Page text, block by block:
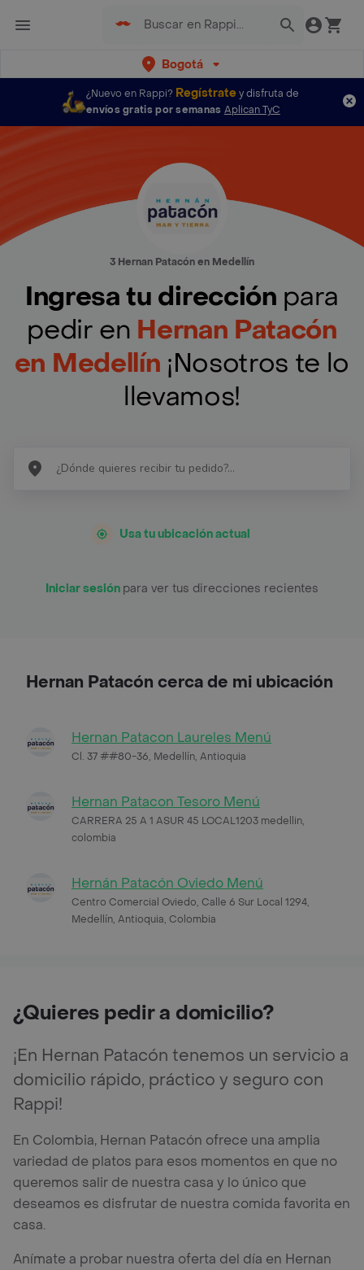
Bogotá
¿Nuevo en Rappi? Regístratey disfruta de
envíos gratis por semanas Aplican TyC
3 Hernan Patacón en Medellín
Ingresa tu dirección para
pedir en Hernan Patacón
en Medellín ¡Nosotros te lo
llevamos!
Usa tu ubicación actual
Iniciar sesión para ver tus direcciones recientes
Hernan Patacón cerca de mi ubicación
Hernan Patacon Laureles Menú
Cl. 37 ##80-36, Medellín, Antioquia
Hernan Patacon Tesoro Menú
CARRERA 25 A 1 ASUR 45 LOCAL1203 medellin,
colombia
Hernán Patacón Oviedo Menú
Centro Comercial Oviedo, Calle 6 Sur Local 1294,
Medellín, Antioquia, Colombia
¿Quieres pedir a domicilio?
¡En Hernan Patacón tenemos un servicio a
domicilio rápido, práctico y seguro con
Rappi!
En Colombia, Hernan Patacón ofrece una amplia
variedad de platos para esos momentos en que no
queremos salir de nuestra casa y lo único que
deseamos es disfrutar de nuestra comida favorita en
casa.
Anímate a probar nuestra oferta del día en Hernan